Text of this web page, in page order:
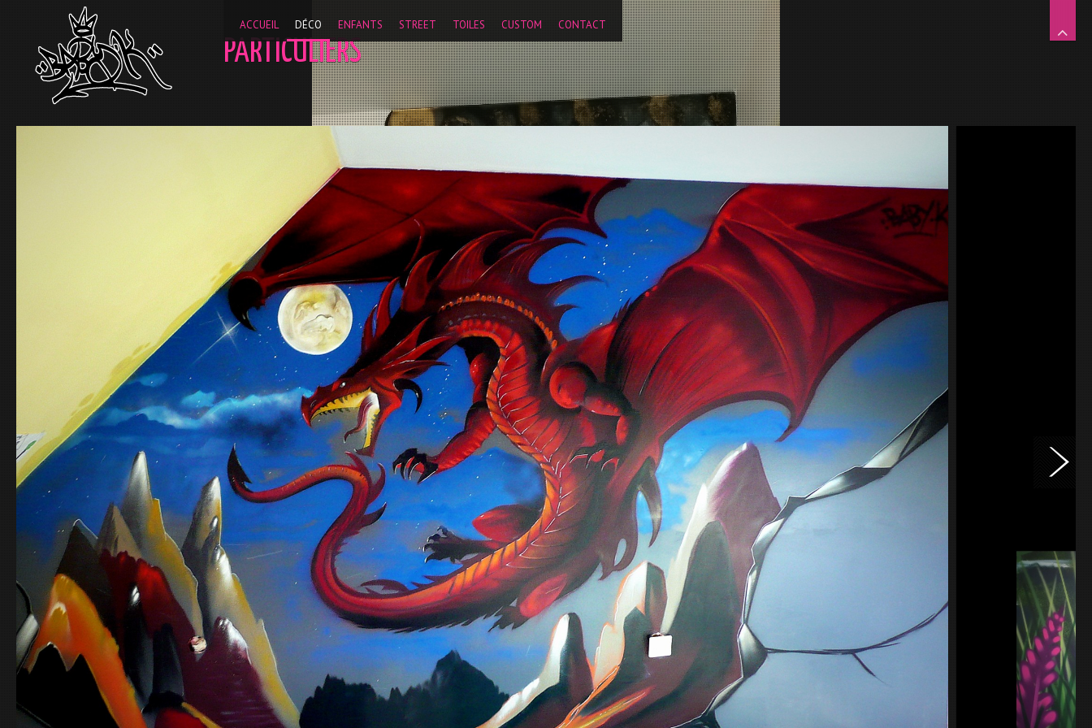
__gaTracker('require', 'displayfeatures'); __gaTracker('send','pageview');
ACCUEIL DÉCO ENFANTS STREET TOILES CUSTOM CONTACT
PARTICULIERS